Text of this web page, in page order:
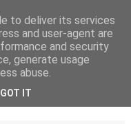
to deliver its services
and user-agent are
and security
generate usage
abuse.
GOT IT